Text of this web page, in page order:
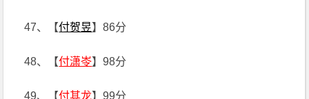
47、【付贺昱】86分
48、【付潇岺】98分
49、【付其龙】99分